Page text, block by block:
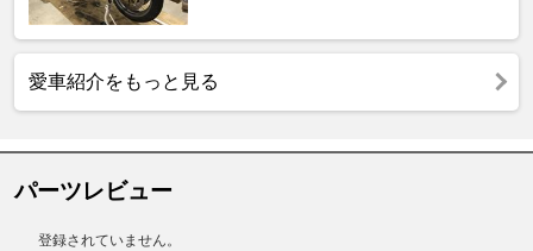
愛車紹介をもっと見る
パーツレビュー
登録されていません。